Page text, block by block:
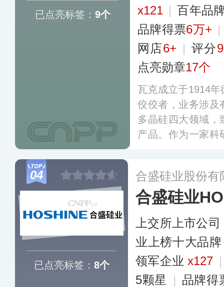
已点亮标签： 9个
x121 | 百年品
品牌得票6万+ |
网店6+ | 评分
点亮勋章17个
瓦克成立于1914
佼佼者，业务涉及
多晶硅四大领域，
产品。作为一家科
04
已点亮标签： 8个
合盛硅业股份有
合盛硅业
上交所上市公司
业上榜十大品牌
领军企业x127
5颗星
| 品牌得